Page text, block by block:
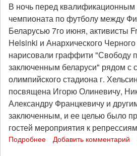
В ночь перед
чемпионата по футболу между
Беларусью 7го июня, активисты
Helsinki и Анархического
нарисовали граффити "Свободу
заключенным беларуси" рядом с
олимпийского стадиона г.
посвящена Игорю Олиневичу,
Александру Францкевичу и
заключенным, и ее целью было
гостей мероприятия к
Подробнее Добавить комментарий